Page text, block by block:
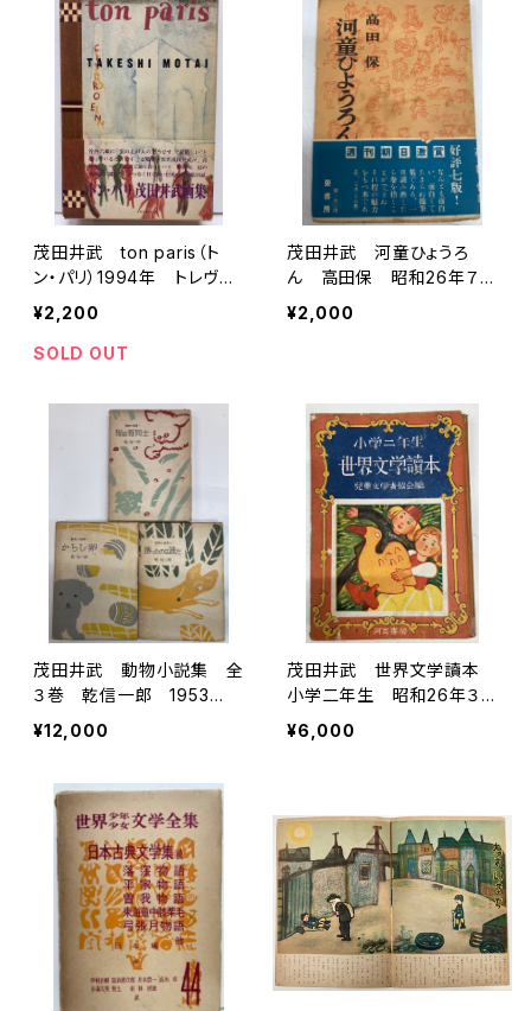
茂田井武 ton paris（ト
ン・パリ）1994年 トレヴィ
ル刊
¥2,200
SOLD OUT
茂田井武 河童ひょうろ
ん 高田保 昭和26年７
刷 要書房刊
¥2,000
茂田井武 動物小説集 全
３巻 乾信一郎 1953
年 初版 春秋社刊
¥12,000
茂田井武 世界文学讀本
小学二年生 昭和26年３
刷 河出書房刊
¥6,000